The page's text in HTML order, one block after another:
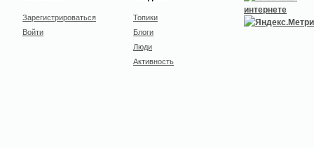
Зарегистрироваться
Войти
Топики
Блоги
Люди
Активность